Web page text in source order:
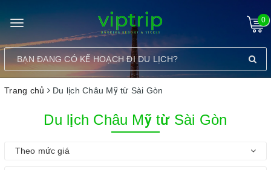
Toggle
navigation
0
Trang chủ Du lịch Châu Mỹ từ Sài Gòn
Du lịch Châu Mỹ từ Sài Gòn
Theo mức giá